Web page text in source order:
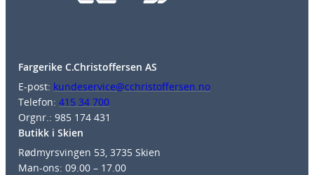
Fargerike C.Christoffersen AS
E-post: kundeservice@cchristoffersen.no
Telefon: 415 34 700
Orgnr.: 985 174 431
Butikk i Skien
Rødmyrsvingen 53, 3735 Skien
Man-ons: 09.00 – 17.00